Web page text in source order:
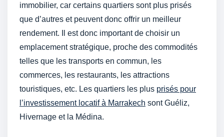
immobilier, car certains quartiers sont plus prisés
que d’autres et peuvent donc offrir un meilleur
rendement. Il est donc important de choisir un
emplacement stratégique, proche des commodités
telles que les transports en commun, les
commerces, les restaurants, les attractions
touristiques, etc. Les quartiers les plus prisés pour
l’investissement locatif à Marrakech sont Guéliz,
Hivernage et la Médina.